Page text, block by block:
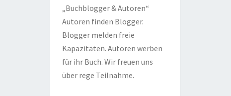
„Buchblogger & Autoren“
Autoren finden Blogger.
Blogger melden freie
Kapazitäten. Autoren werben
für ihr Buch. Wir freuen uns
über rege Teilnahme.